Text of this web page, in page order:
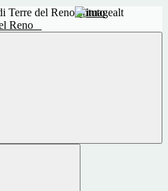
Istituto
Reno